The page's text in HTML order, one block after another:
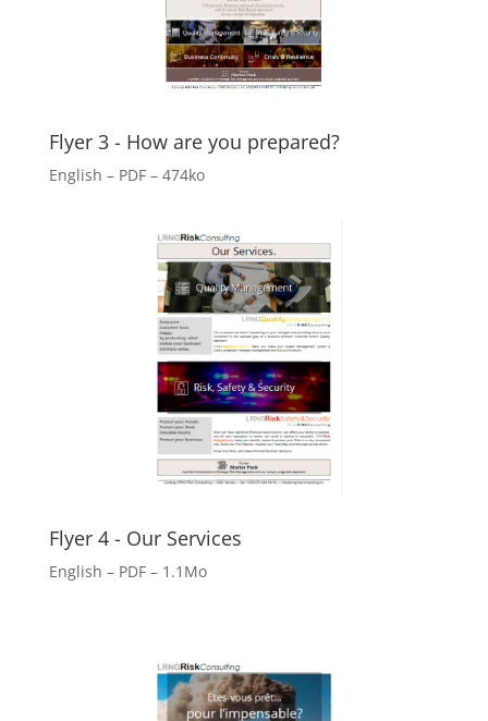
Flyer 3 - How are you prepared?
English – PDF – 474ko
Flyer 4 - Our Services
English – PDF – 1.1Mo